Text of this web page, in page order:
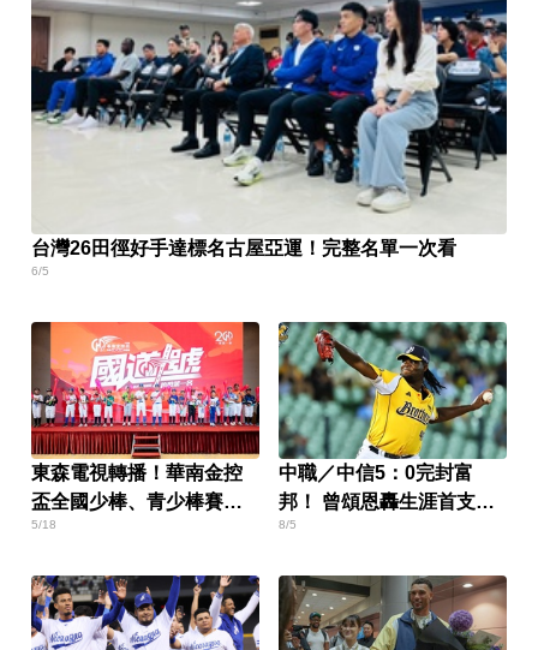
台灣26田徑好手達標名古屋亞運！完整名單一次看
6/5
東森電視轉播！華南金控
盃全國少棒、青少棒賽熱
血開打
5/18
中職／中信5：0完封富
邦！ 曾頌恩轟生涯首支代
打全壘打
8/5